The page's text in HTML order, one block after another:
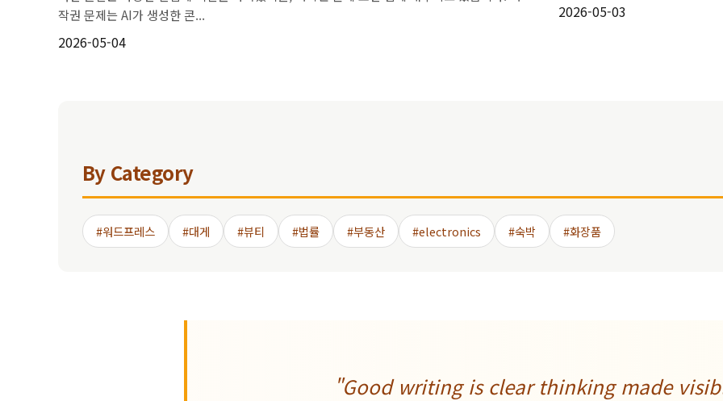
작권 문제는 AI가 생성한 콘...
2026-05-04
2026-05-03
By Category
#워드프레스 #대게 #뷰티 #법률 #부동산 #electronics #숙박 #화장품
"Good writing is clear thinking made